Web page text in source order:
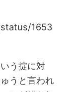
1653
う掟に対
うと言われ